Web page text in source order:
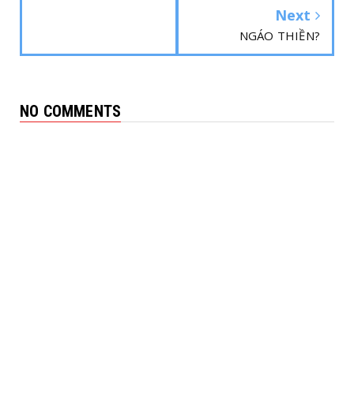
Next
NGÁO THIỀN?
NO COMMENTS